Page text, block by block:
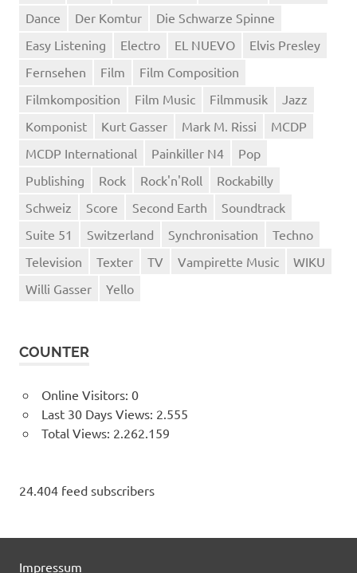
Dance
Der Komtur
Die Schwarze Spinne
Easy Listening
Electro EL NUEVO
Elvis Presley
Fernsehen
Film
Film Composition
Filmkomposition
Film Music Filmmusik
Jazz
Komponist
Kurt Gasser Mark M. Rissi
MCDP
MCDP International
Painkiller N4
Pop
Publishing
Rock Rock'n'Roll
Rockabilly
Schweiz
Score Second Earth
Soundtrack
Suite 51
Switzerland Synchronisation
Techno
Television
Texter TV Vampirette Music
WIKU
Willi Gasser
Yello
COUNTER
Online Visitors: 0
Last 30 Days Views: 2.555
Total Views: 2.262.159
24.404 feed subscribers
Impressum